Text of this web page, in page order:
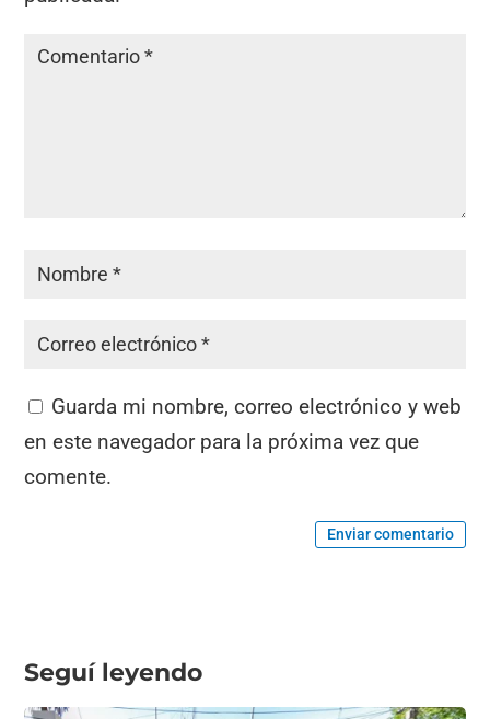
Guarda mi nombre, correo electrónico y web
en este navegador para la próxima vez que
comente.
Enviar comentario
Seguí leyendo